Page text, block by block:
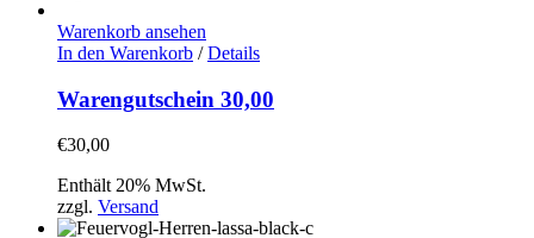
der
gewählt
werden
Warenkorb ansehen
In den Warenkorb / Details
Warengutschein 30,00
€30,00
Enthält 20% MwSt.
zzgl. Versand